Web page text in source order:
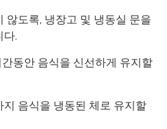
않도록, 냉장고 및 냉동실 문을
다.
동안 음식을 신선하게 유지할
음식을 냉동된 체로 유지할